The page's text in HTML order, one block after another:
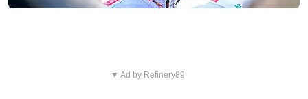
▼ Ad by Refinery89